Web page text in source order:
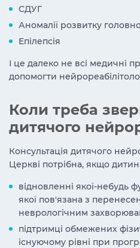
СДУГ
Аномалії розвитку
Епілепсія
І це далеко не всі медичні
допомогти
Коли треба
дитячого
Консультація дитячого
Церкві потрібна, якщо
відновленні якої-небудь
якої пов'язана з
неврологічним
підтримці обмежених
існуючому рівні при